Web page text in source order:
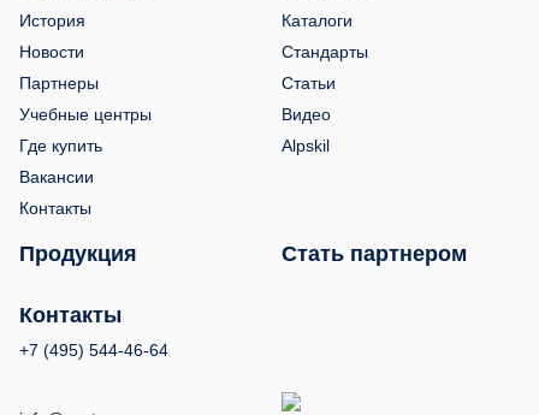
История
Новости
Партнеры
Учебные центры
Где купить
Вакансии
Контакты
Каталоги
Стандарты
Статьи
Видео
Alpskil
Продукция Стать партнером
Контакты
+7 (495) 544-46-64